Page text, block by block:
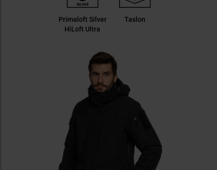
Primaloft Silver
HiLoft Ultra
Taslon